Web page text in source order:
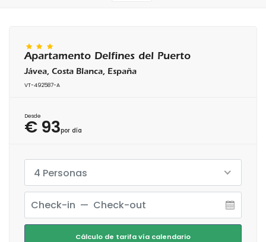
Apartamento Delfines del Puerto
Jávea, Costa Blanca, España
VT-492587-A
Desde
€ 93por día
4 Personas
Cálculo de tarifa vía calendario